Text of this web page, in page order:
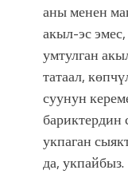
аны менен
акыл-эс
умтулган
татаал,
суунун
бариктердин
укпаган
да, укпайбыз.